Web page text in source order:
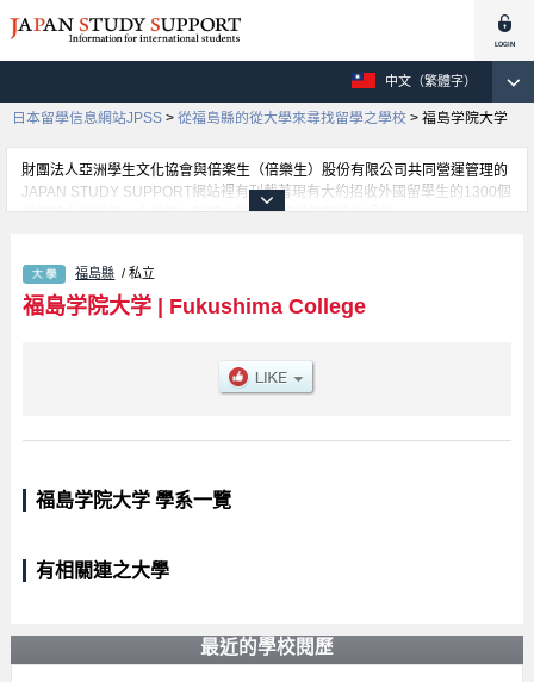
中文（繁體字）
日本留學信息網站JPSS > 從福島縣的從大學來尋找留學之學校 > 福島学院大学
財團法人亞洲學生文化協會與倍楽生（倍樂生）股份有限公司共同營運管理的
JAPAN STUDY SUPPORT網站裡有刊載著現有大約招收外國留學生的1300個
學校的大學學部、大學院、短期大學、專門學校的招生訊息。
要之訊息都刊載於此，請務必查閱及利用此網站。
福島縣 / 私立
福島学院大学| Fukushima College
福島学院大学 學系一覽
有相關連之大學
最近的學校閱歷